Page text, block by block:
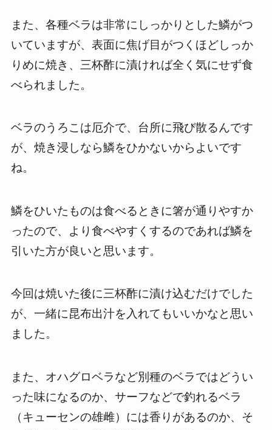
また、各種ベラは非常にしっかりとした鱗がつ
いていますが、表面に焦げ目がつくほどしっか
りめに焼き、三杯酢に漬ければ全く気にせず食
べられました。
ベラのうろこは厄介で、台所に飛び散るんです
が、焼き浸しなら鱗をひかないからよいです
ね。
鱗をひいたものは食べるときに箸が通りやすか
ったので、より食べやすくするのであれば鱗を
引いた方が良いと思います。
今回は焼いた後に三杯酢に漬け込むだけでした
が、一緒に昆布出汁を入れてもいいかなと思い
ました。
また、オハグロベラなど別種のベラではどうい
った味になるのか、サーフなどで釣れるベラ
（キューセンの雄雌）には香りがあるのか、そ